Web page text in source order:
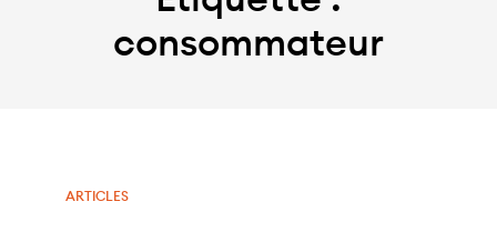
consommateur
ARTICLES